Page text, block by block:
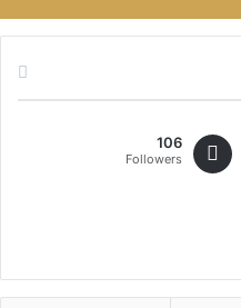
106
Followers